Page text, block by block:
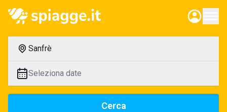
Sanfrè
Seleziona date
Cerca